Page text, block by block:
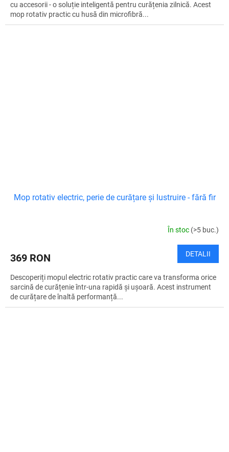
cu accesorii - o soluție inteligentă pentru curățenia zilnică. Acest
mop rotativ practic cu husă din microfibră...
Mop rotativ electric, perie de curățare și lustruire - fără fir
În stoc (>5 buc.)
369 RON DETALII
Descoperiți mopul electric rotativ practic care va transforma orice
sarcină de curățenie într-una rapidă și ușoară. Acest instrument
de curățare de înaltă performanță...